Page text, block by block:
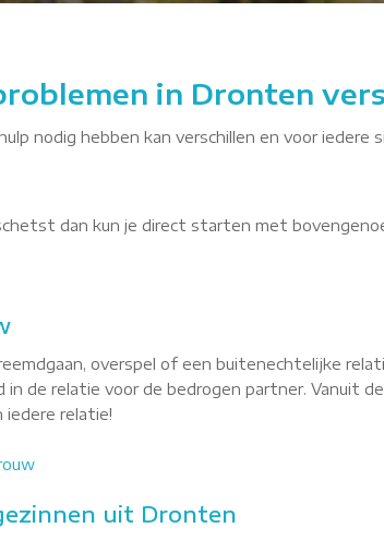
in Dronten
nodig hebben kan verschillen en voor iedere
dan kun je direct starten met
overspel of een buitenechtelijke
de relatie voor de bedrogen partner. Vanuit
iedere relatie!
uit Dronten